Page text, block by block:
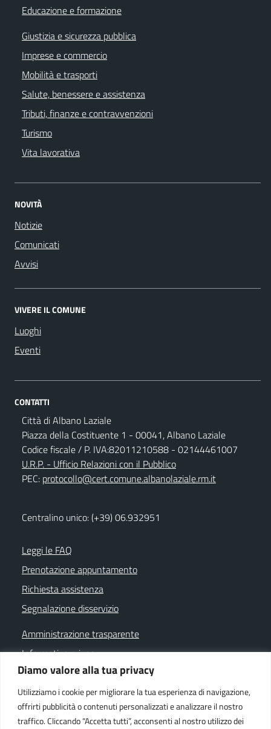
Diamo valore alla tua privacy
Utilizziamo i cookie per migliorare la tua esperienza di navigazione,
offrirti pubblicità o contenuti personalizzati e analizzare il nostro
traffico. Cliccando “Accetta tutti”, acconsenti al nostro utilizzo dei
Educazione e formazione
Giustizia e sicurezza pubblica
Imprese e commercio
Mobilità e trasporti
Salute, benessere e assistenza
Tributi, finanze e contravvenzioni
Turismo
Vita lavorativa
NOVITÀ
Notizie
Comunicati
Avvisi
VIVERE IL COMUNE
Luoghi
Eventi
CONTATTI
Città di Albano Laziale
Piazza della Costituente 1 - 00041, Albano Laziale
Codice fiscale / P. IVA:82011210588 - 02144461007
U.R.P. - Ufficio Relazioni con il Pubblico
PEC: protocollo@cert.comune.albanolaziale.rm.it
Centralino unico: (+39) 06.932951
Leggi le FAQ
Prenotazione appuntamento
Richiesta assistenza
Segnalazione disservizio
Amministrazione trasparente
Informativa privacy
Note legali
Dichiarazione di accessibilità
Cookie policy